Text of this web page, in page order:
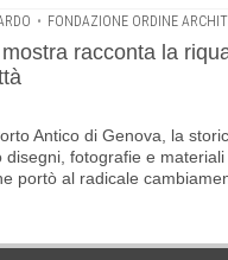
• FONDAZIONE ORDINE
racconta la
Antico di Genova, la
fotografie e
portò al radicale